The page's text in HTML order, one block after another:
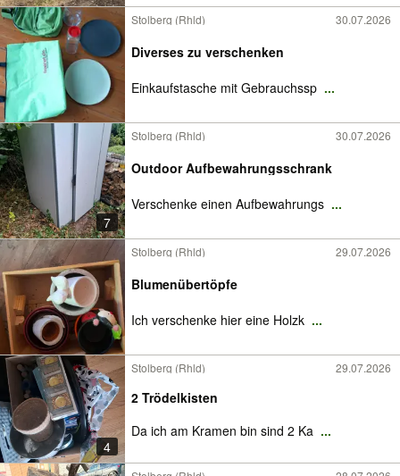
Stolberg (Rhld) 30.07.2026
Diverses zu verschenken
Einkaufstasche mit Gebrauchssp ...
7
Stolberg (Rhld) 30.07.2026
Outdoor Aufbewahrungsschrank
Verschenke einen Aufbewahrungs ...
Stolberg (Rhld) 29.07.2026
Blumenübertöpfe
Ich verschenke hier eine Holzk ...
4
Stolberg (Rhld) 29.07.2026
2 Trödelkisten
Da ich am Kramen bin sind 2 Ka ...